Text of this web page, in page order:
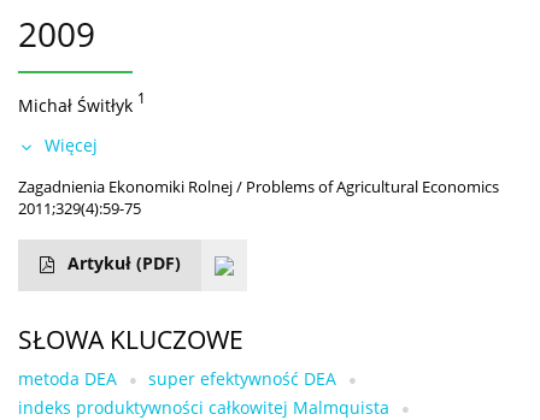
2009
Michał Świtłyk 1
Więcej
Zagadnienia Ekonomiki Rolnej / Problems of Agricultural Economics
2011;329(4):59-75
Artykuł (PDF)
SŁOWA KLUCZOWE
metoda DEA
super efektywność DEA
indeks produktywności całkowitej Malmquista